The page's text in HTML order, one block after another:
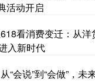
活动开启
看消费变迁：从洋
入新时代
“会说”到“会做”，未